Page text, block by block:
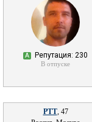
А Репутация: 230
В отпуске
РТТ, 47